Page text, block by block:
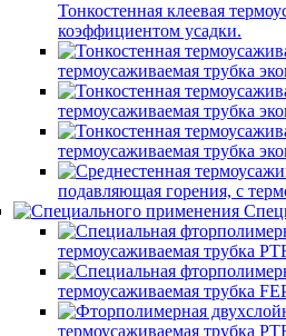
Тонкостенная клеевая
коэффициентом усадки.
термоусаживаемая трубка
термоусаживаемая трубка
термоусаживаемая трубка
подавляющая горения, с
термоусаживаемая трубка
термоусаживаемая трубка
термоусаживаемая трубка